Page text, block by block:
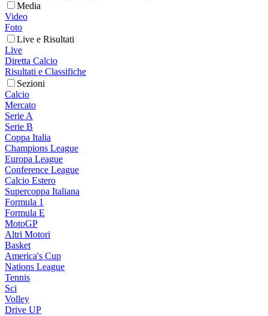
Media
Video
Foto
Live e Risultati
Live
Diretta Calcio
Risultati e Classifiche
Sezioni
Calcio
Mercato
Serie A
Serie B
Coppa Italia
Champions League
Europa League
Conference League
Calcio Estero
Supercoppa Italiana
Formula 1
Formula E
MotoGP
Altri Motori
Basket
America's Cup
Nations League
Tennis
Sci
Volley
Drive UP